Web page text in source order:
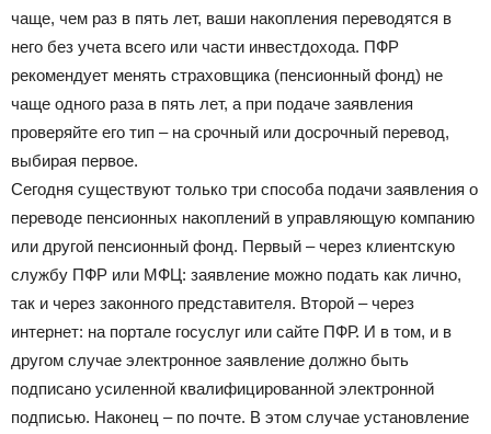
чаще, чем раз в пять лет, ваши накопления переводятся в
него без учета всего или части инвестдохода. ПФР
рекомендует менять страховщика (пенсионный фонд) не
чаще одного раза в пять лет, а при подаче заявления
проверяйте его тип – на срочный или досрочный перевод,
выбирая первое.
Сегодня существуют только три способа подачи заявления о
переводе пенсионных накоплений в управляющую компанию
или другой пенсионный фонд. Первый – через клиентскую
службу ПФР или МФЦ: заявление можно подать как лично,
так и через законного представителя. Второй – через
интернет: на портале госуслуг или сайте ПФР. И в том, и в
другом случае электронное заявление должно быть
подписано усиленной квалифицированной электронной
подписью. Наконец – по почте. В этом случае установление